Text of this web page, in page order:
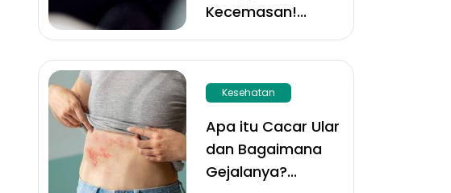
Kecemasan!...
Kesehatan
Apa itu Cacar Ular
dan Bagaimana
Gejalanya?...